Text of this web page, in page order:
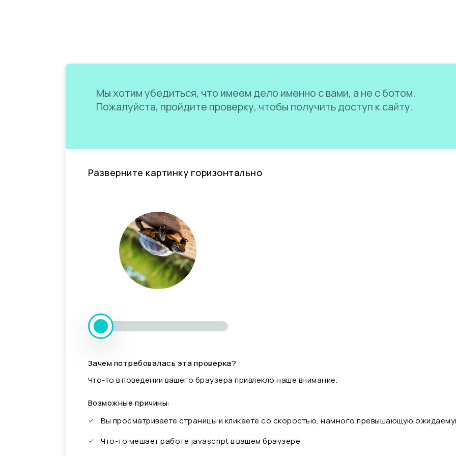
Мы хотим убедиться, что имеем дело именно с вами, а не с ботом.
Пожалуйста, пройдите проверку, чтобы получить доступ к сайту.
Разверните картинку горизонтально
Зачем потребовалась эта проверка?
Что-то в поведении вашего браузера привлекло наше внимание.
Возможные причины:
Вы просматриваете страницы и кликаете со скоростью, намного превышающую
Что-то мешает работе javascript в вашем браузере